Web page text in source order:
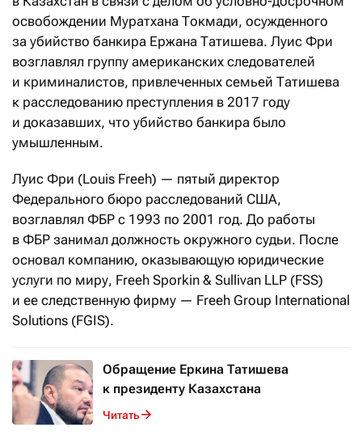
освобождении Муратхана Токмади, осужденного
за убийство банкира Ержана Татишева. Луис Фри
возглавлял группу американских следователей
и криминалистов, привлеченных семьей Татишева
к расследованию преступления в 2017 году
и доказавших, что убийство банкира было
умышленным.
Луис Фри (Louis Freeh) — пятый директор
Федерального бюро расследований США,
возглавлял ФБР с 1993 по 2001 год. До работы
в ФБР занимал должность окружного судьи. После
основал компанию, оказывающую юридические
услуги по миру, Freeh Sporkin & Sullivan LLP (FSS)
и ее следственную фирму — Freeh Group International
Solutions (FGIS).
Обращение Еркина Татишева
к президенту Казахстана
Читать